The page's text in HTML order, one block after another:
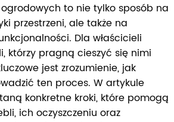
to nie tylko sposób na
przestrzeni, ale także na
Dla właścicieli
którzy pragną cieszyć się nimi
jest zrozumienie, jak
ten proces. W artykule
konkretne kroki, które pomogą
ich oczyszczeniu oraz